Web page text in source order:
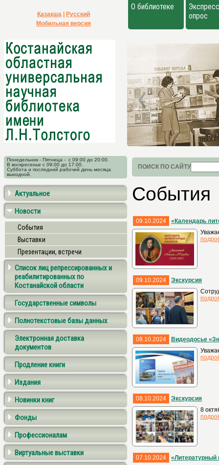
Қазақша
Русский
Мобильная версия
О библиотеке
опрос
Понедельник - Пятница - с 09:00 до 20:00.
В воскресенье с 09:00 до 17:00.
Суббота и последний рабочий день месяца
выходной.
ПОИСК ПО САЙТУ
Актуальное
Новости
События
Выставки
Презентации, встречи
Список лиц репрессированных и
реабилитированных по
Костанайской области
Государственные символы
Полнотекстовые базы данных
Электронная доставка
документов
Продление книги
Издания
Новинки книг
Фонды
Профессионалам
Виртуальные выставки
События
09.10.2024
«Календарь
09.10.2024
Экскурсия
08.10.2024
Видеодосье
08.10.2024
Экскурсия
8
07.10.2024